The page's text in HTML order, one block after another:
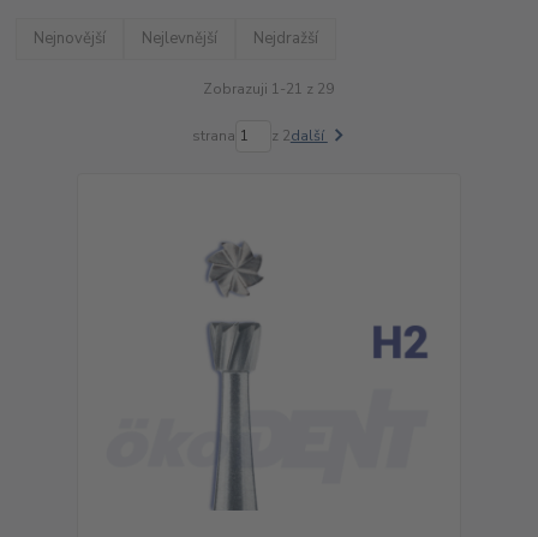
Nejnovější Nejlevnější Nejdražší
Zobrazuji 1-21 z 29
strana z 2další